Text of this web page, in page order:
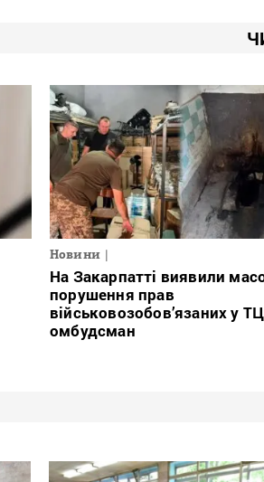
Новини
На Закарпатті виявили
порушення прав
військовозобов’язаних у
омбудсман